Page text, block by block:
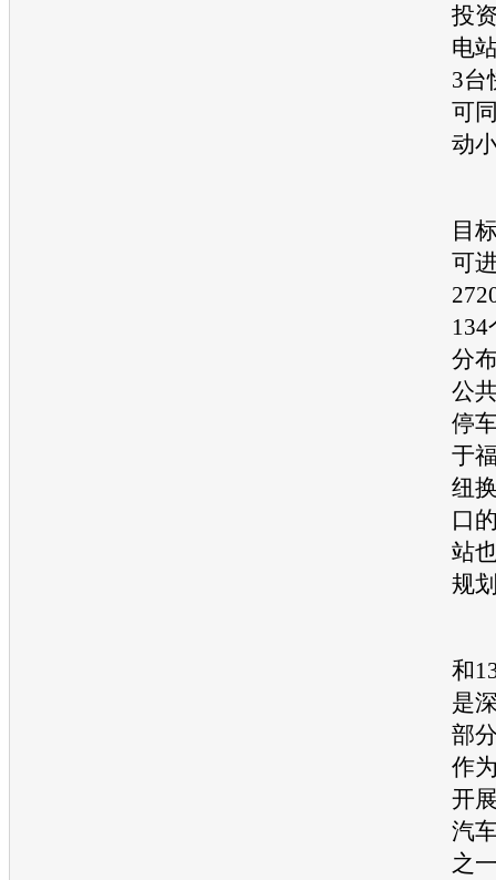
投
电
3台
可
动
目
可
分
公
停
于
纽
口
站
规
和
是
部
作
开
汽
之